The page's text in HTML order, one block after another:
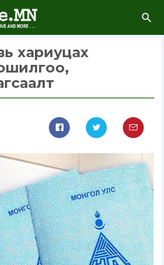
хариуцах